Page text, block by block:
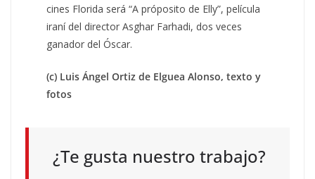
cines Florida será “A próposito de Elly”, película
iraní del director Asghar Farhadi, dos veces
ganador del Óscar.
(c) Luis Ángel Ortiz de Elguea Alonso, texto y
fotos
¿Te gusta nuestro trabajo?